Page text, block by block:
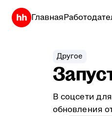
Главная
Другое
В соцсети
обновления